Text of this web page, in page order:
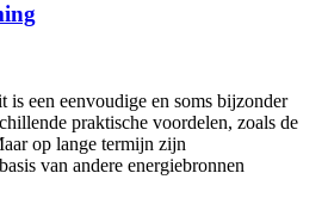
een eenvoudige en soms bijzonder
praktische voordelen, zoals de
op lange termijn zijn
van andere energiebronnen